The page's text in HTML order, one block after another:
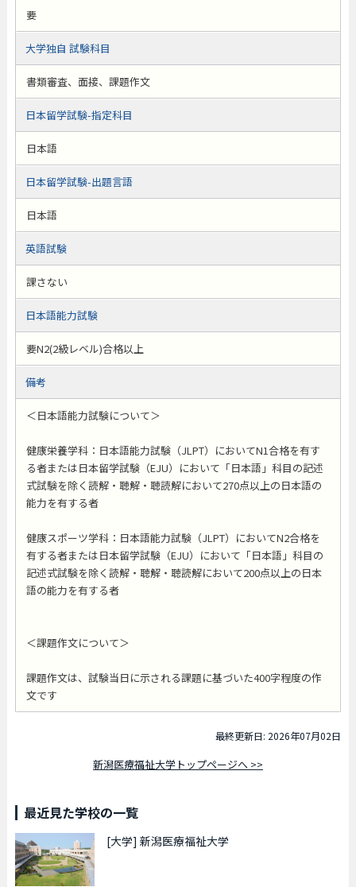
要
大学独自 試験科目
書類審査、面接、課題作文
日本留学試験-指定科目
日本語
日本留学試験-出題言語
日本語
英語試験
課さない
日本語能力試験
要N2(2級レベル)合格以上
備考
＜日本語能力試験について＞
健康栄養学科：日本語能力試験（JLPT）においてN1合格を有す
る者または日本留学試験（EJU）において「日本語」科目の記述
式試験を除く読解・聴解・聴読解において270点以上の日本語の
能力を有する者
健康スポーツ学科：日本語能力試験（JLPT）においてN2合格を
有する者または日本留学試験（EJU）において「日本語」科目の
記述式試験を除く読解・聴解・聴読解において200点以上の日本
語の能力を有する者
＜課題作文について＞
課題作文は、試験当日に示される課題に基づいた400字程度の作
文です
最終更新日: 2026年07月02日
新潟医療福祉大学トップページへ >>
最近見た学校の一覧
[大学] 新潟医療福祉大学